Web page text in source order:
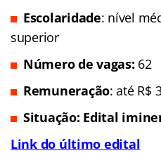
Escolaridade: nível
superior
Número de vagas: 62
Remuneração: até R$
Situação: Edital
Link do último edital